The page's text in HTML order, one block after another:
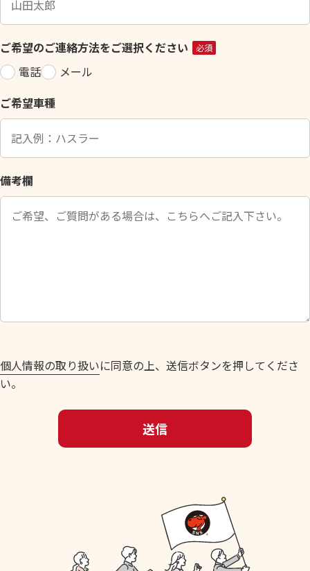
ィ
ー
ル
ド
空
の
ま
に
し
ご希望のご連絡方法をご選択ください 必須
電話
メール
ご希望車種
備考欄
個人情報の取り扱いに同意の上、送信ボタンを押してくださ
い。